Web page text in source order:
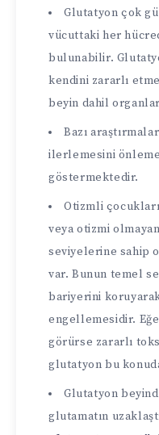
Glutatyon çok
vücuttaki her
bulunabilir.
kendini zararlı
beyin dahil
Bazı
ilerlemesini
göstermektedir.
Otizmli
veya otizmi
seviyelerine sahip
var. Bunun temel
bariyerini
engellemesidir.
görürse zararlı
glutatyon bu
Glutatyon
glutamatın